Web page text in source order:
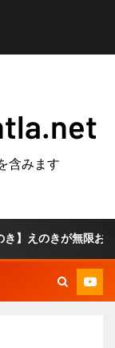
含みます
が無限おつまみに！